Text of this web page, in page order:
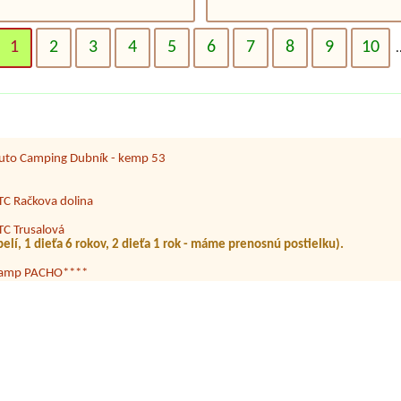
1 2 3 4 5 6 7 8 9 10 ..
pripojka (volitelne) + 1 osoba + 3 deti
+ 2 děti
1 dieťa 6 rokov, 2 dieťa 1 rok - máme prenosnú postielku).
2 dospele osoby a dve deti